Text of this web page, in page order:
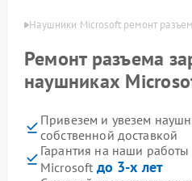
Наушники Microsoft ремонт
Ремонт разъема
наушниках
Привезем и увезем
собственной доставкой
Гарантия на наши
Microsoft до 3-х лет